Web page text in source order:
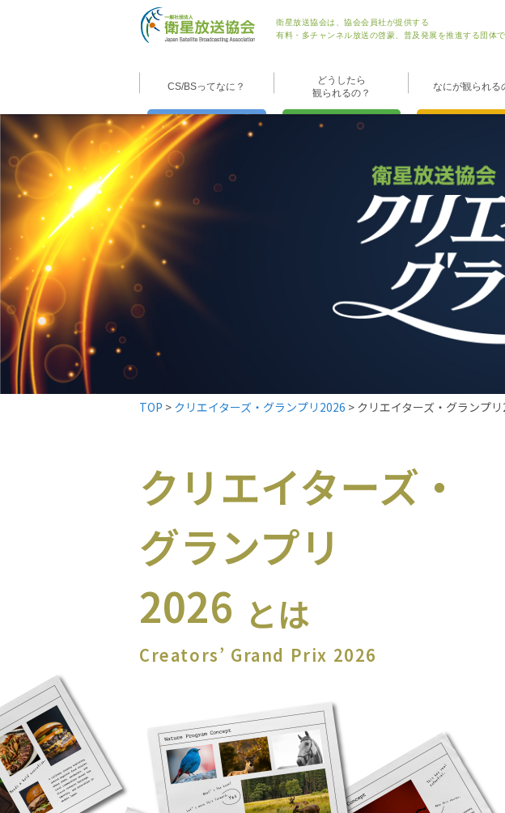
衛星放送協会は、協会会員社が提供する
有料・多チャンネル放送の啓蒙、普及発展を推進する団体で
CS/BSってなに？
どうしたら
観られるの？
なにが観られる
TOP > クリエイターズ・グランプリ2026 > クリエイターズ・グランプ
クリエイターズ・
グランプリ
2026 とは
Creators’ Grand Prix 2026